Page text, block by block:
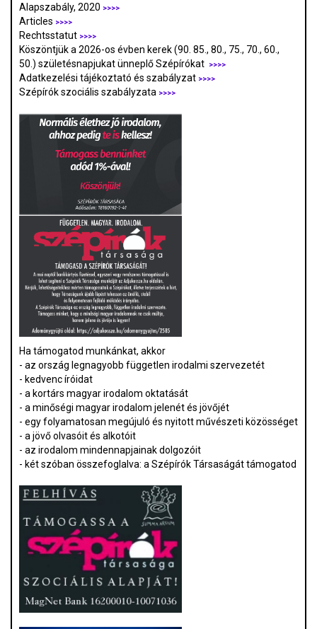
Alapszabály, 2020 >>>>
Articles >>>>
Rechtsstatut >>>>
Köszöntjük a 2026-os évben kerek (90. 85., 80., 75., 70., 60.,
50.) születésnapjukat ünneplő Szépírókat
>>>>
Adatkezelési tájékoztató és szabályzat >>>>
Szépírók szociális szabályzata >>>>
Ha támogatod munkánkat, akkor
- az ország legnagyobb független irodalmi szervezetét
- kedvenc íróidat
- a kortárs magyar irodalom oktatását
- a minőségi magyar irodalom jelenét és jövőjét
- egy folyamatosan megújuló és nyitott művészeti közösséget
- a jövő olvasóit és alkotóit
- az irodalom mindennapjainak dolgozóit
- két szóban összefoglalva: a Szépírók Társaságát támogatod